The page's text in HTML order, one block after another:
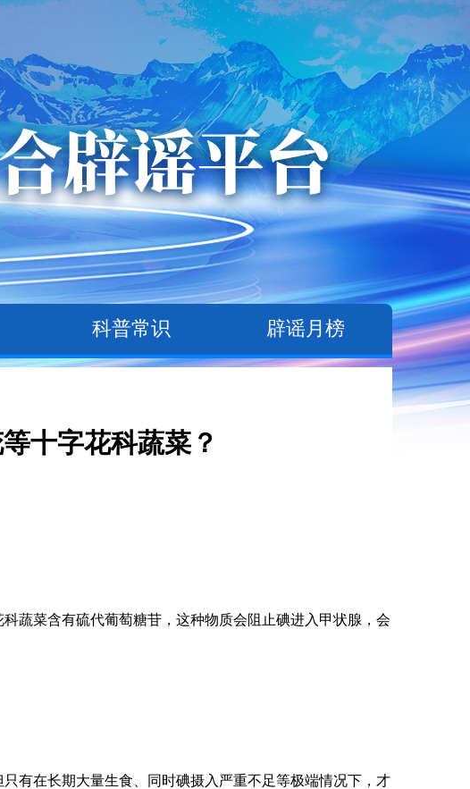
科普常识 辟谣月榜
十字花科蔬菜？
菜含有硫代葡萄糖苷，这种物质会阻止碘进入甲状腺，会
在长期大量生食、同时碘摄入严重不足等极端情况下，才